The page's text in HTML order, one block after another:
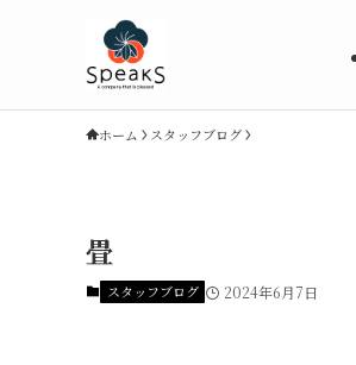
ホーム スタッフブログ
畳
スタッフブログ 2024年6月7日